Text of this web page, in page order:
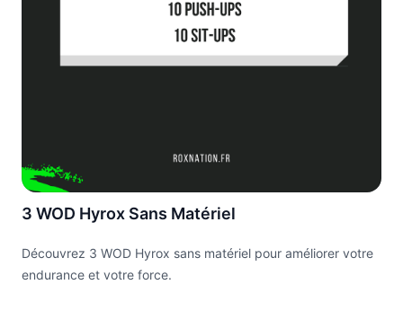
3 WOD Hyrox Sans Matériel
Découvrez 3 WOD Hyrox sans matériel pour améliorer votre
endurance et votre force.